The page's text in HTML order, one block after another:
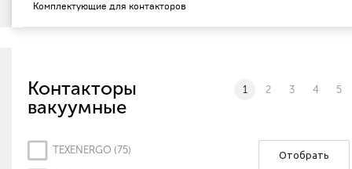
Комплектующие для контакторов
1 2 3 4 5
Контакторы
вакуумные
Отобрать
TEXENERGO (75)